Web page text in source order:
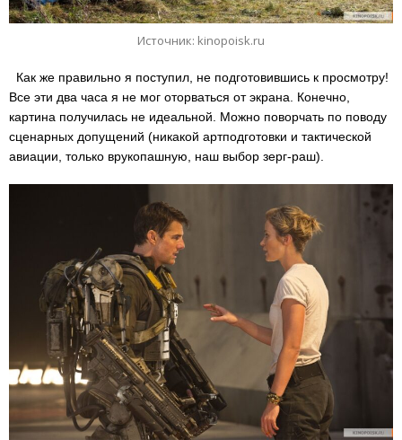
Источник: kinopoisk.ru
Как же правильно я поступил, не подготовившись к просмотру!
Все эти два часа я не мог оторваться от экрана. Конечно,
картина получилась не идеальной. Можно поворчать по поводу
сценарных допущений (никакой артподготовки и тактической
авиации, только врукопашную, наш выбор зерг-раш).